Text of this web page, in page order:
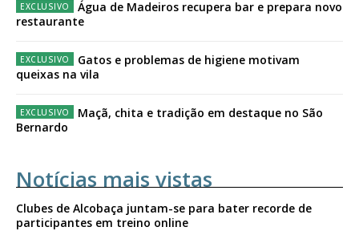
Água de Madeiros recupera bar e prepara novo
restaurante
Gatos e problemas de higiene motivam
queixas na vila
Maçã, chita e tradição em destaque no São
Bernardo
Notícias mais vistas
Clubes de Alcobaça juntam-se para bater recorde de
participantes em treino online